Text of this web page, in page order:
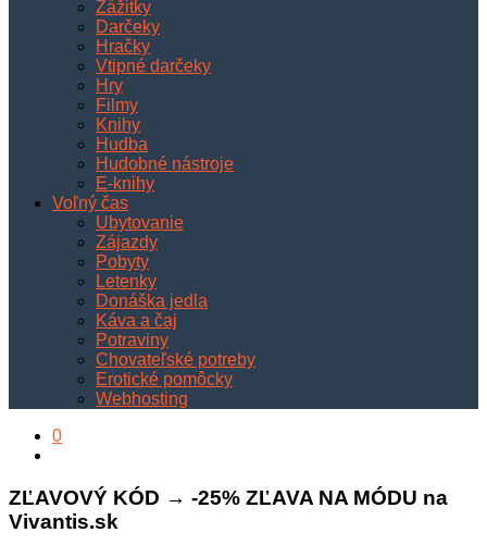
Zážitky
Darčeky
Hračky
Vtipné darčeky
Hry
Filmy
Knihy
Hudba
Hudobné nástroje
E-knihy
Voľný čas
Ubytovanie
Zájazdy
Pobyty
Letenky
Donáška jedla
Káva a čaj
Potraviny
Chovateľské potreby
Erotické pomôcky
Webhosting
0
ZĽAVOVÝ KÓD → -25% ZĽAVA NA MÓDU na
Vivantis.sk